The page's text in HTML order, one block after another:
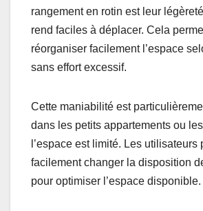
rangement en rotin est leur
rend faciles à déplacer. Cela
réorganiser facilement l’espace
sans effort excessif.
Cette maniabilité est
dans les petits appartements ou
l’espace est limité. Les utilisateurs
facilement changer la disposition
pour optimiser l’espace disponible.